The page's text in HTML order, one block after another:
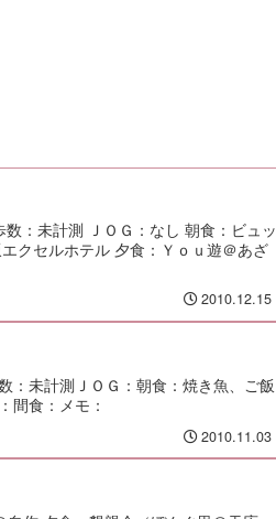
：未計測 ＪＯＧ：なし 朝食：ビュッ
クセルホテル 夕食：Ｙｏｕ遊＠あざ
2010.12.15
：未計測ＪＯＧ：朝食：焼き魚、ご飯
間食：メモ：
2010.11.03